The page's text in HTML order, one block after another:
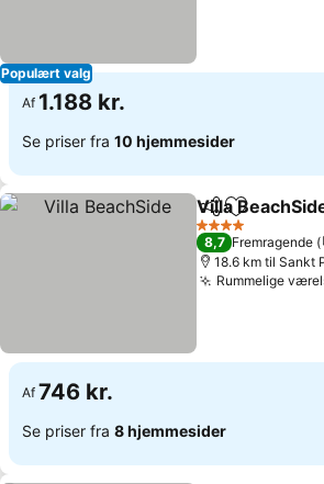
Populært valg
Af 1.188 kr.
Se priser fra 10 hjemmesider
Del Føj til
Villa
4 Stjerner
8,7 Fremragende
18.6 km til Sankt
Rummelige
Af 746 kr.
Se priser fra 8 hjemmesider